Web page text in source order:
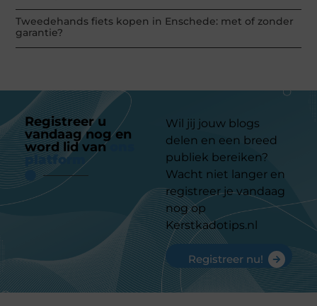
Tweedehands fiets kopen in Enschede: met of zonder
garantie?
Registreer u
vandaag nog en
word lid van
platform
Wil jij jouw blogs
delen en een breed
publiek bereiken?
Wacht niet langer en
registreer je vandaag
nog op
Kerstkadotips.nl
Registreer nu!